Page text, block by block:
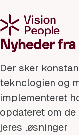
Nyheder
Der sker
teknologien og
implementeret
opdateret om
jeres løsninger